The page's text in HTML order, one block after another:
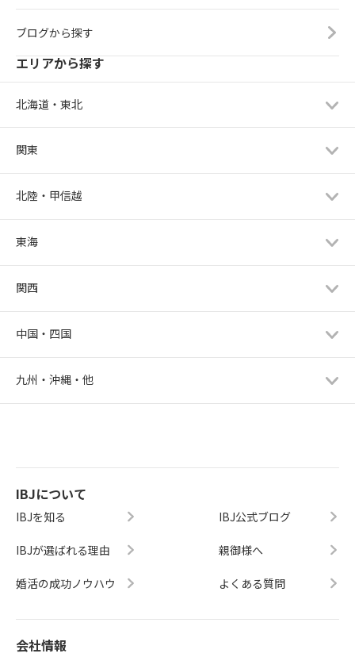
ブログから探す
エリアから探す
北海道・東北
関東
北陸・甲信越
東海
関西
中国・四国
九州・沖縄・他
IBJについて
IBJを知る
IBJが選ばれる理由
婚活の成功ノウハウ
IBJ公式ブログ
親御様へ
よくある質問
会社情報